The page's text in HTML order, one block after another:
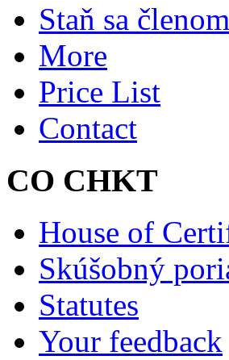
Staň sa členom
More
Price List
Contact
CO CHKT
House of
Skúšobný
Statutes
Your feedback